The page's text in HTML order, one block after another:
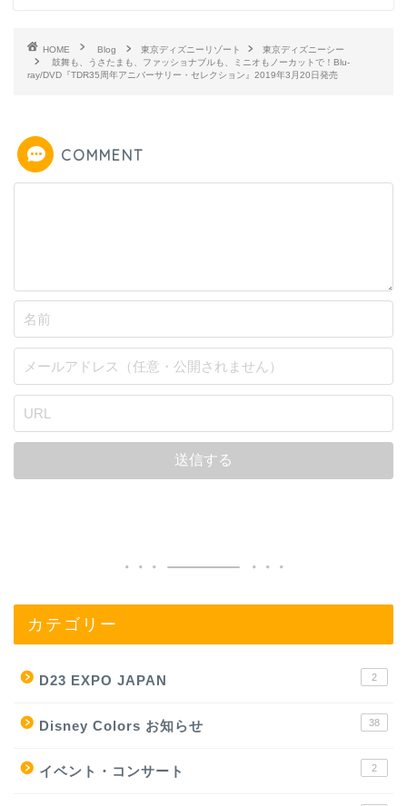
HOME Blog 東京ディズニーリゾート
東京ディズニーシー
鼓舞も、うさたまも、ファッショナブルも、ミニオもノーカットで！Blu-
ray/DVD『TDR35周年アニバーサリー・セレクション』2019年3月20日発売
COMMENT
カテゴリー
D23 EXPO JAPAN 2
Disney Colors お知らせ 38
イベント・コンサート 2